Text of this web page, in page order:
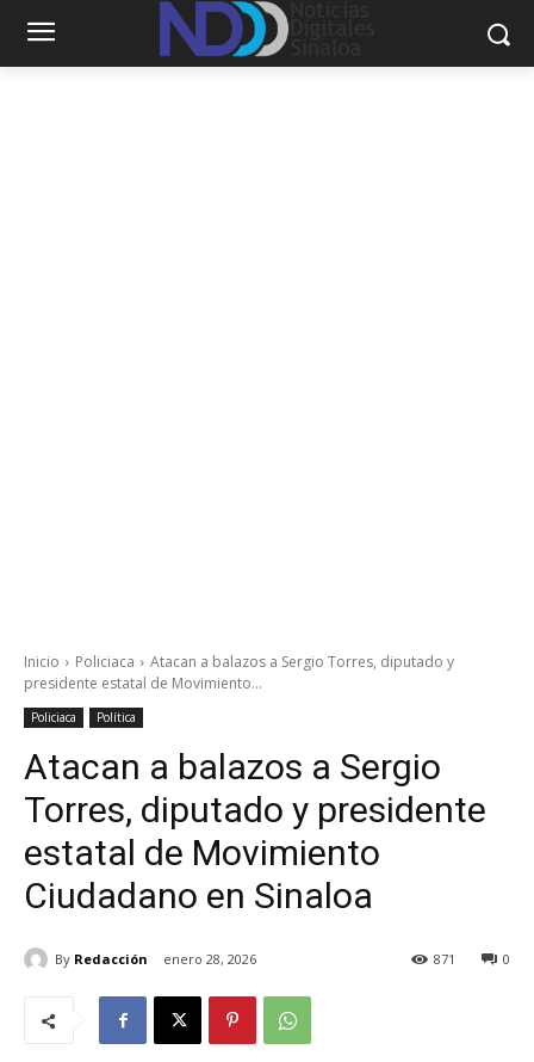
Inicio Policiaca
Atacan a balazos a Sergio Torres, diputado y
presidente estatal de Movimiento...
Policiaca Política
Atacan a balazos a Sergio
Torres, diputado y presidente
estatal de Movimiento
Ciudadano en Sinaloa
By Redacción enero 28, 2026 0
871